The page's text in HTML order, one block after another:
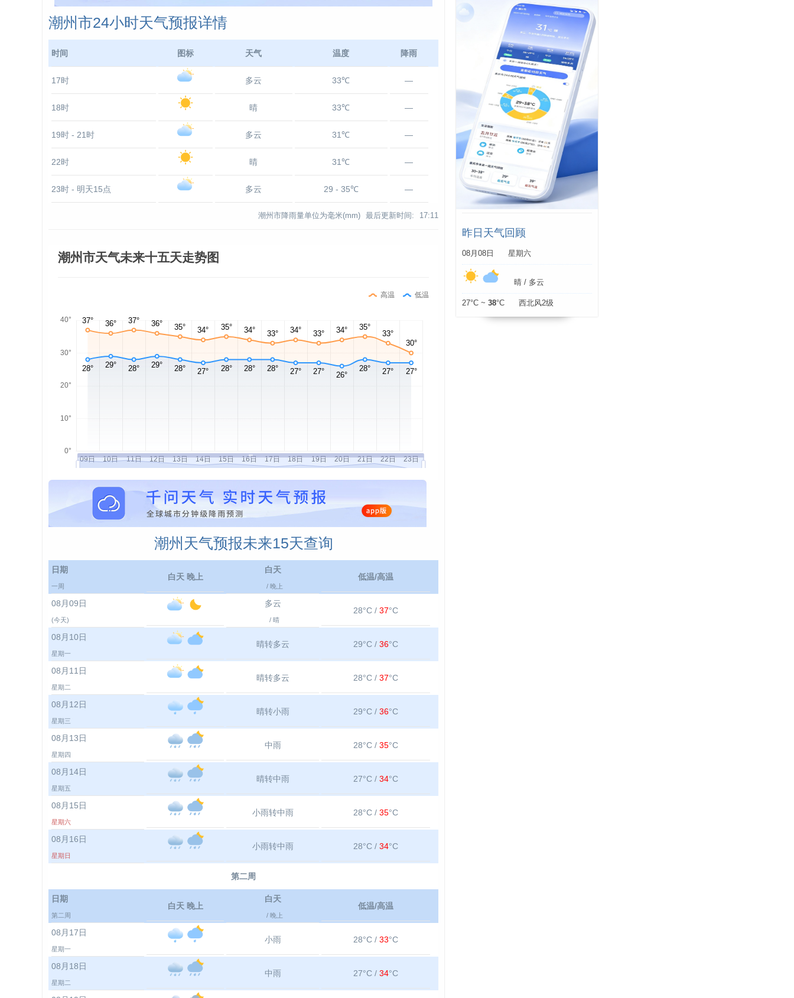
潮州市24小时天气预报详情
时间 图标 天气 温度 降雨
17时 多云 33℃ —
18时 晴 33℃ —
19时 - 21时 多云 31℃ —
22时 晴 31℃ —
23时 - 明天15点 多云 29 - 35℃ —
潮州市降雨量单位为毫米(mm) 最后更新时间: 17:11
潮州市天气未来十五天走势图
高温 低温
潮州天气预报未来15天查询
日期
一周
白天 晚上
白天
/ 晚上
低温/高温
08月09日
(今天)
多云
/ 晴
28°C /37°C
08月10日
星期一
晴转多云 29°C /36°C
08月11日
星期二
晴转多云 28°C /37°C
08月12日
星期三
晴转小雨 29°C /36°C
08月13日
星期四
中雨 28°C /35°C
08月14日
星期五
晴转中雨 27°C /34°C
08月15日
星期六
小雨转中雨 28°C /35°C
08月16日
星期日
小雨转中雨 28°C /34°C
第二周
日期
第二周
白天 晚上
白天
/ 晚上
低温/高温
08月17日
星期一
小雨 28°C /33°C
08月18日
星期二
中雨 27°C /34°C
昨日天气回顾
08月08日 星期六
晴 / 多云
27°C ~ 38°C 西北风2级